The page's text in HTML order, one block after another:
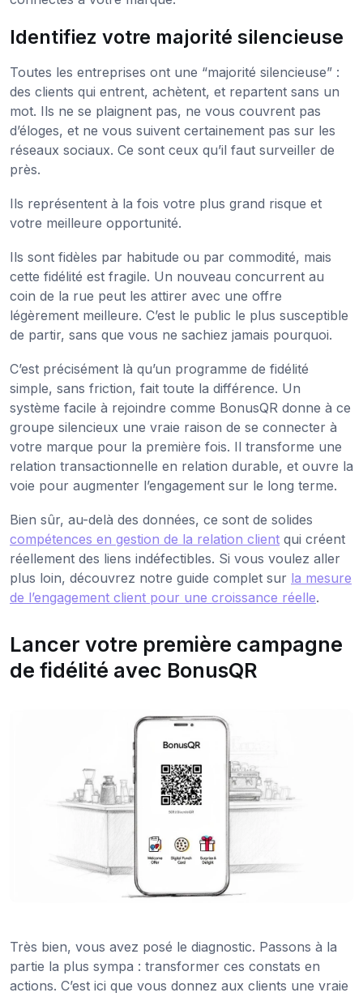
Identifiez votre majorité silencieuse
Toutes les entreprises ont une “majorité silencieuse” :
des clients qui entrent, achètent, et repartent sans un
mot. Ils ne se plaignent pas, ne vous couvrent pas
d’éloges, et ne vous suivent certainement pas sur les
réseaux sociaux. Ce sont ceux qu’il faut surveiller de
près.
Ils représentent à la fois votre plus grand risque et
votre meilleure opportunité.
Ils sont fidèles par habitude ou par commodité, mais
cette fidélité est fragile. Un nouveau concurrent au
coin de la rue peut les attirer avec une offre
légèrement meilleure. C’est le public le plus susceptible
de partir, sans que vous ne sachiez jamais pourquoi.
C’est précisément là qu’un programme de fidélité
simple, sans friction, fait toute la différence. Un
système facile à rejoindre comme BonusQR donne à ce
groupe silencieux une vraie raison de se connecter à
votre marque pour la première fois. Il transforme une
relation transactionnelle en relation durable, et ouvre la
voie pour augmenter l’engagement sur le long terme.
Bien sûr, au-delà des données, ce sont de solides
compétences en gestion de la relation client qui créent
réellement des liens indéfectibles. Si vous voulez aller
plus loin, découvrez notre guide complet sur la mesure
de l’engagement client pour une croissance réelle.
Lancer votre première campagne
de fidélité avec BonusQR
Très bien, vous avez posé le diagnostic. Passons à la
partie la plus sympa : transformer ces constats en
actions. C’est ici que vous donnez aux clients une vraie